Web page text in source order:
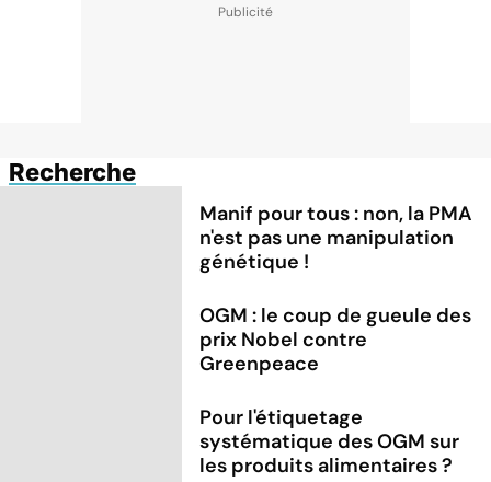
Recherche
Manif pour tous : non, la PMA
n'est pas une manipulation
génétique !
OGM : le coup de gueule des
prix Nobel contre
Greenpeace
Pour l'étiquetage
systématique des OGM sur
les produits alimentaires ?